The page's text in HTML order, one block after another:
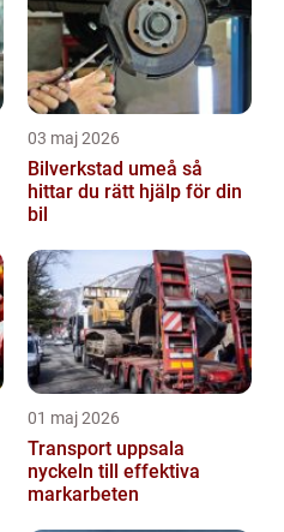
03 maj 2026
Bilverkstad umeå så
hittar du rätt hjälp för din
bil
01 maj 2026
Transport uppsala
nyckeln till effektiva
markarbeten